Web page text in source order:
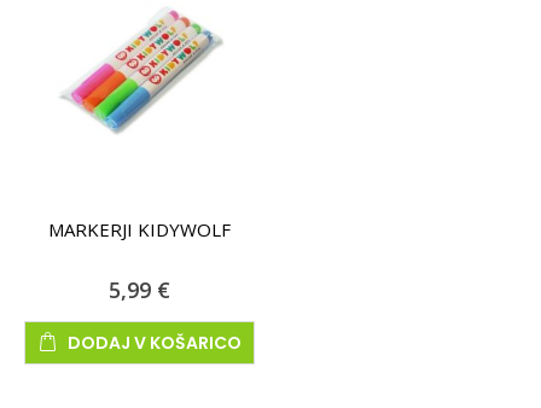
MARKERJI KIDYWOLF
5,99 €
DODAJ V KOŠARICO